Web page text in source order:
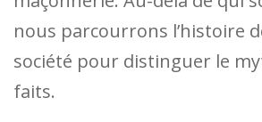
nous parcourrons l’histoire
société pour distinguer le
faits.